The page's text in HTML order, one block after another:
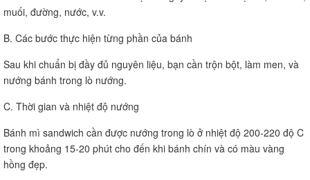
muối, đường, nước, v.v.
B. Các bước thực hiện từng phần của bánh
Sau khi chuẩn bị đầy đủ nguyên liệu, bạn cần trộn bột, làm men, và
nướng bánh trong lò nướng.
C. Thời gian và nhiệt độ nướng
Bánh mì sandwich cần được nướng trong lò ở nhiệt độ 200-220 độ C
trong khoảng 15-20 phút cho đến khi bánh chín và có màu vàng
hồng đẹp.